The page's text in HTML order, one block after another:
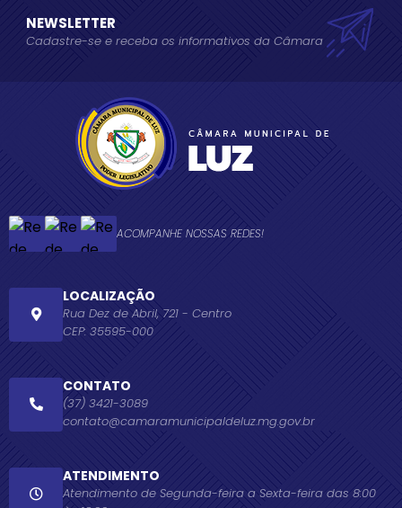
ACOMPANHE NOSSAS REDES!
LOCALIZAÇÃO
Rua Dez de Abril, 721 - Centro
CEP: 35595-000
CONTATO
(37) 3421-3089
contato@camaramunicipaldeluz.mg.gov.br
ATENDIMENTO
Atendimento de Segunda-feira a Sexta-feira das 8:00
NEWSLETTER
Cadastre-se e receba os informativos da Câmara